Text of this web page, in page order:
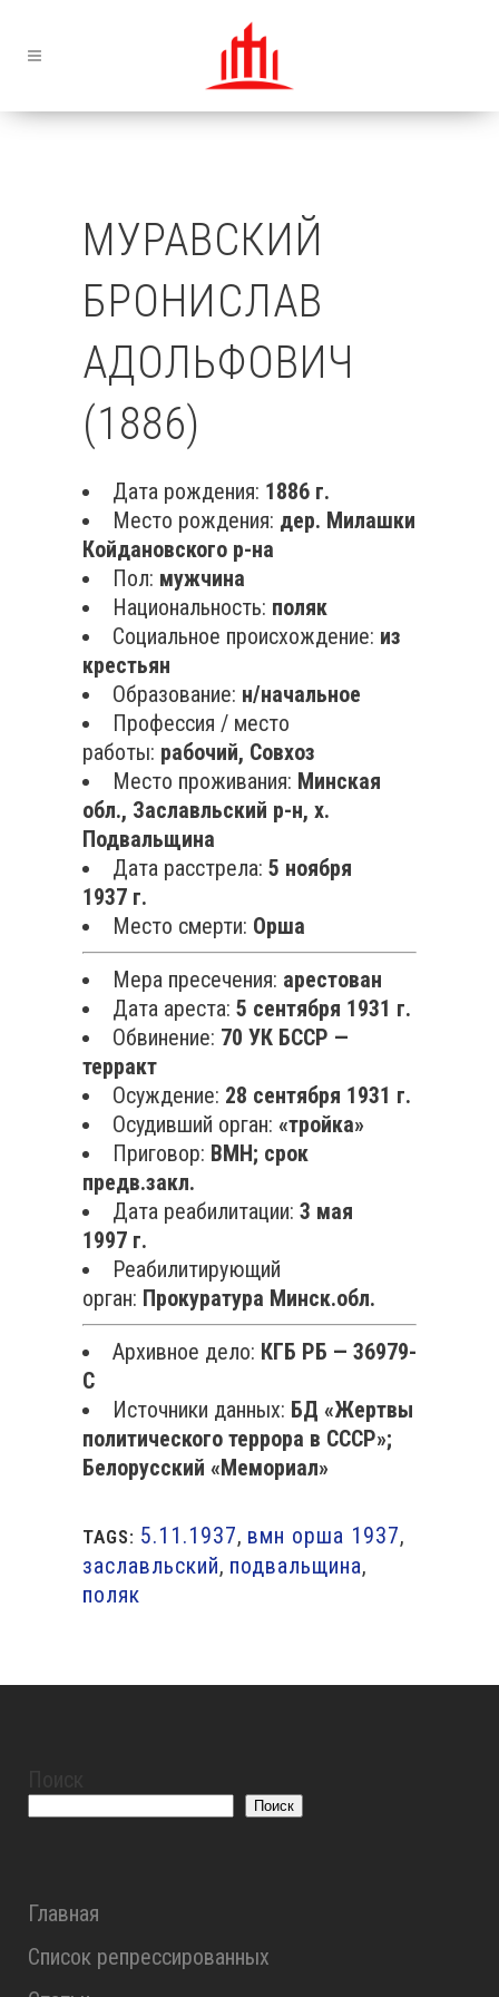
МУРАВСКИЙ
БРОНИСЛАВ
АДОЛЬФОВИЧ
(1886)
Дата рождения: 1886 г.
Место рождения: дер. Милашки
Койдановского р-на
Пол: мужчина
Национальность: поляк
Социальное происхождение: из
крестьян
Образование: н/начальное
Профессия / место
работы: рабочий, Совхоз
Место проживания: Минская
обл., Заславльский р-н, х.
Подвальщина
Дата расстрела: 5 ноября
1937 г.
Место смерти: Орша
Мера пресечения: арестован
Дата ареста: 5 сентября 1931 г.
Обвинение: 70 УК БССР —
терракт
Осуждение: 28 сентября 1931 г.
Осудивший орган: «тройка»
Приговор: ВМН; срок
предв.закл.
Дата реабилитации: 3 мая
1997 г.
Реабилитирующий
орган: Прокуратура Минск.обл.
Архивное дело: КГБ РБ — 36979-
С
Источники данных: БД «Жертвы
политического террора в СССР»;
Белорусский «Мемориал»
TAGS: 5.11.1937, вмн орша 1937,
заславльский, подвальщина,
поляк
Поиск
Главная
Список репрессированных